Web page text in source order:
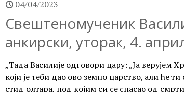
04/04/2023
Свештеномученик
анкирски, уторак, 4.
„Тада Василије одговори цару: „Ја верујем
који је теби дао ово земно царство, али ће
стид олтара, под којим си се спасао од